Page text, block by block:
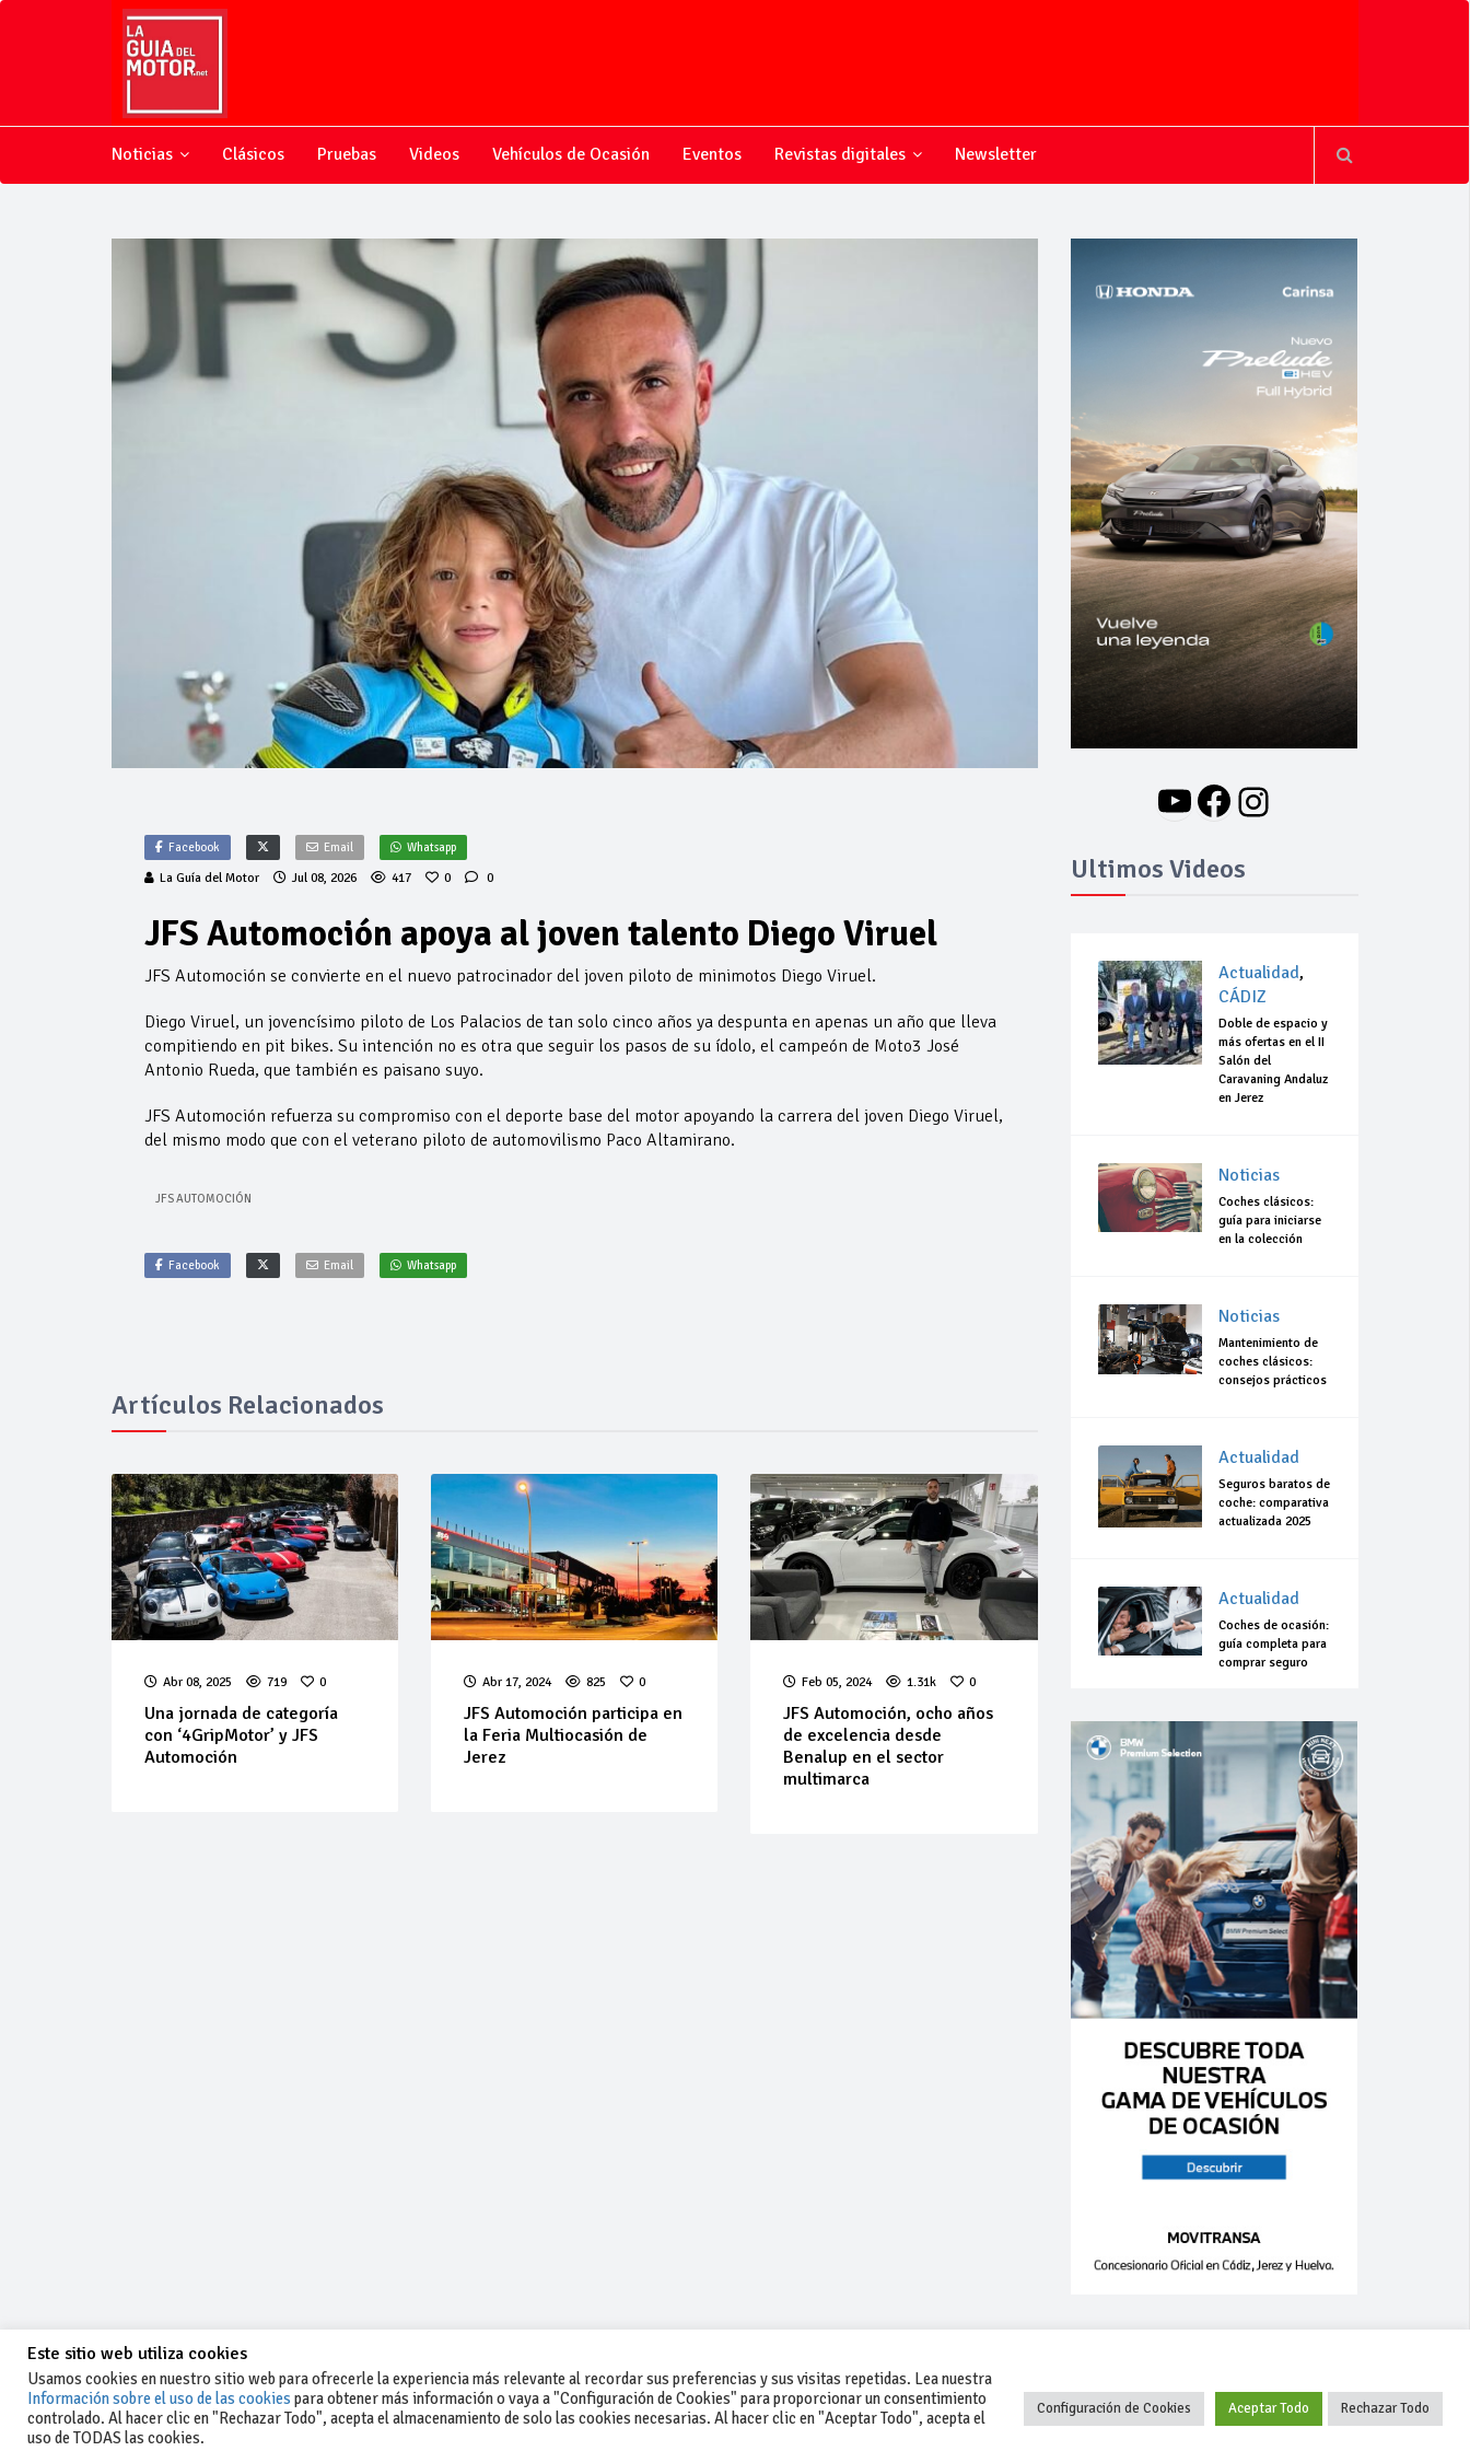
Noticias Clásicos Pruebas Videos Vehículos de Ocasión Eventos Revistas digitales Newsletter
Facebook Email Whatsapp
La Guía del Motor Jul 08, 2026 417 0 0
JFS Automoción apoya al joven talento Diego Viruel
JFS Automoción se convierte en el nuevo patrocinador del joven piloto de minimotos Diego Viruel.
Diego Viruel, un jovencísimo piloto de Los Palacios de tan solo cinco años ya despunta en apenas un año que lleva
compitiendo en pit bikes. Su intención no es otra que seguir los pasos de su ídolo, el campeón de Moto3 José
Antonio Rueda, que también es paisano suyo.
JFS Automoción refuerza su compromiso con el deporte base del motor apoyando la carrera del joven Diego Viruel,
del mismo modo que con el veterano piloto de automovilismo Paco Altamirano.
JFS AUTOMOCIÓN
Facebook Email Whatsapp
Artículos Relacionados
Abr 08, 2025 719 0
Una jornada de categoría
con ‘4GripMotor’ y JFS
Automoción
Abr 17, 2024 825 0
JFS Automoción participa en
la Feria Multiocasión de
Jerez
Feb 05, 2024 1.31k 0
JFS Automoción, ocho años
de excelencia desde
Benalup en el sector
multimarca
YouTube
Facebook
Instagram
Ultimos Videos
Actualidad,
CÁDIZ
Doble de espacio y
más ofertas en el II
Salón del
Caravaning Andaluz
en Jerez
Noticias
Coches clásicos:
guía para iniciarse
en la colección
Noticias
Mantenimiento de
coches clásicos:
consejos prácticos
Actualidad
Seguros baratos de
coche: comparativa
actualizada 2025
Actualidad
Coches de ocasión:
guía completa para
comprar seguro
-Aviso legal y condiciones generales
-Contacto
+34 627 35 00 36
Este sitio web utiliza cookies
Usamos cookies en nuestro sitio web para ofrecerle la experiencia más relevante al recordar sus preferencias y sus visitas repetidas. Lea nuestra
Información sobre el uso de las cookies para obtener más información o vaya a "Configuración de Cookies" para proporcionar un consentimiento
controlado. Al hacer clic en "Rechazar Todo", acepta el almacenamiento de solo las cookies necesarias. Al hacer clic en "Aceptar Todo", acepta el
uso de TODAS las cookies.
Configuración de Cookies Aceptar Todo Rechazar Todo